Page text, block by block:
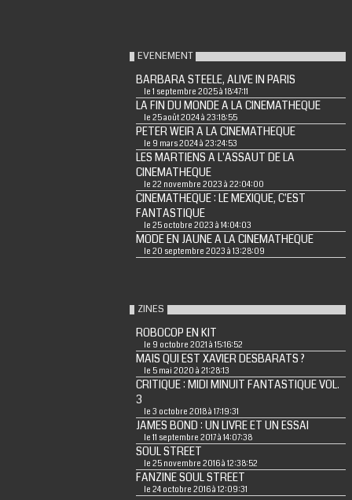
EVENEMENT
BARBARA STEELE, ALIVE IN PARIS
le 1 septembre 2025 à 18:47:11
LA FIN DU MONDE A LA CINEMATHEQUE
le 25 août 2024 à 23:18:55
PETER WEIR A LA CINEMATHEQUE
le 9 mars 2024 à 23:24:53
LES MARTIENS A L'ASSAUT DE LA
CINEMATHEQUE
le 22 novembre 2023 à 22:04:00
CINEMATHEQUE : LE MEXIQUE, C'EST
FANTASTIQUE
le 25 octobre 2023 à 14:04:03
MODE EN JAUNE A LA CINEMATHEQUE
le 20 septembre 2023 à 13:28:09
ZINES
ROBOCOP EN KIT
le 9 octobre 2021 à 15:16:52
MAIS QUI EST XAVIER DESBARATS ?
le 5 mai 2020 à 21:28:13
CRITIQUE : MIDI MINUIT FANTASTIQUE VOL.
3
le 3 octobre 2018 à 17:19:31
JAMES BOND : UN LIVRE ET UN ESSAI
le 11 septembre 2017 à 14:07:38
SOUL STREET
le 25 novembre 2016 à 12:38:52
FANZINE SOUL STREET
le 24 octobre 2016 à 12:09:31